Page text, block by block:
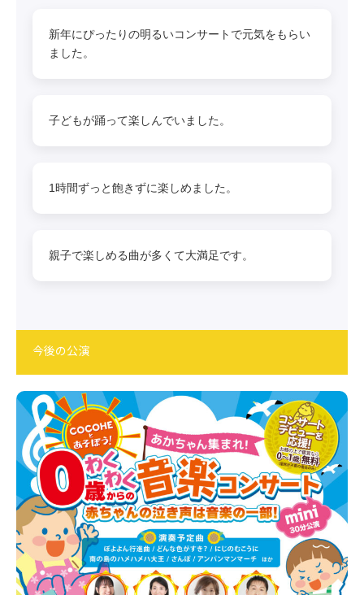
新年にぴったりの明るいコンサートで元気をもらい
ました。
子どもが踊って楽しんでいました。
1時間ずっと飽きずに楽しめました。
親子で楽しめる曲が多くて大満足です。
今後の公演